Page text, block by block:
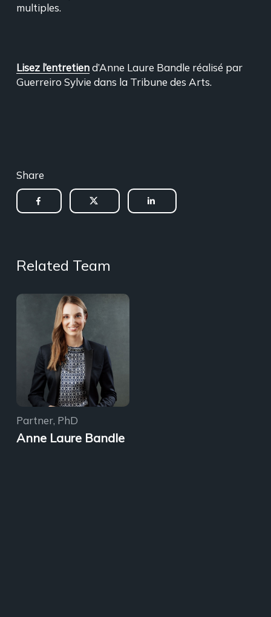
multiples.
Lisez l’entretiend’Anne Laure Bandle réalisé par
Guerreiro Sylvie dans la Tribune des Arts.
Share
Related Team
Partner, PhD
Anne Laure Bandle